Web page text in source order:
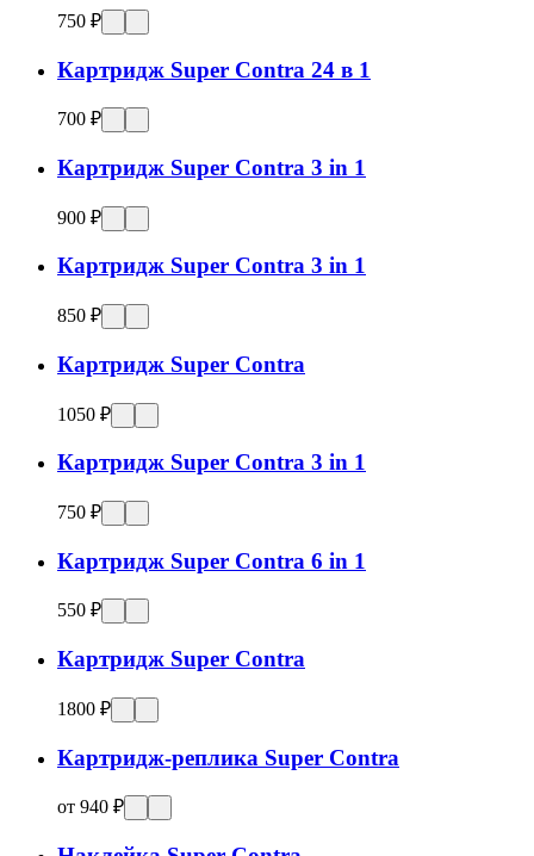
750 ₽
Картридж Super Contra 24 в 1
700 ₽
Картридж Super Contra 3 in 1
900 ₽
Картридж Super Contra 3 in 1
850 ₽
Картридж Super Contra
1050 ₽
Картридж Super Contra 3 in 1
750 ₽
Картридж Super Contra 6 in 1
550 ₽
Картридж Super Contra
1800 ₽
Картридж-реплика Super Contra
от 940 ₽